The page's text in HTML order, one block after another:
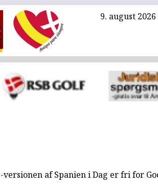
9. august 2026
versionen af Spanien i Dag er fri for